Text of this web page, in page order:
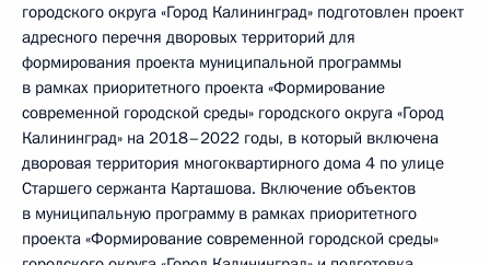
городского округа «Город Калининград» подготовлен проект
адресного перечня дворовых территорий для
формирования проекта муниципальной программы
в рамках приоритетного проекта «Формирование
современной городской среды» городского округа «Город
Калининград» на 2018–2022 годы, в который включена
дворовая территория многоквартирного дома 4 по улице
Старшего сержанта Карташова. Включение объектов
в муниципальную программу в рамках приоритетного
проекта «Формирование современной городской среды»